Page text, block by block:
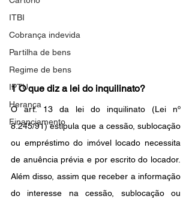
ITBI
Cobrança indevida
Partilha de bens
Regime de bens
IPTU
Herança
Financiamento
1 O que diz a lei do inquilinato?
O art. 13 da lei do inquilinato (Lei nº
8.245/91) estipula que a cessão, sublocação
ou empréstimo do imóvel locado necessita
de anuência prévia e por escrito do locador.
Além disso, assim que receber a informação
do interesse na cessão, sublocação ou